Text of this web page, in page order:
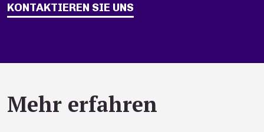
KONTAKTIEREN SIE UNS
Mehr erfahren